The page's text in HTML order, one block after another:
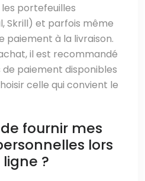
portefeuilles
Skrill) et parfois même
paiement à la livraison.
il est recommandé
paiement disponibles
celle qui convient le
fournir mes
lors
?